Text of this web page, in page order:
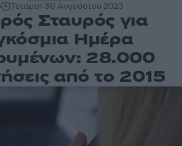
Τετάρτη 30 Αυγούστου 2023
Σταυρός για
Ημέρα
28.000
από το 2015